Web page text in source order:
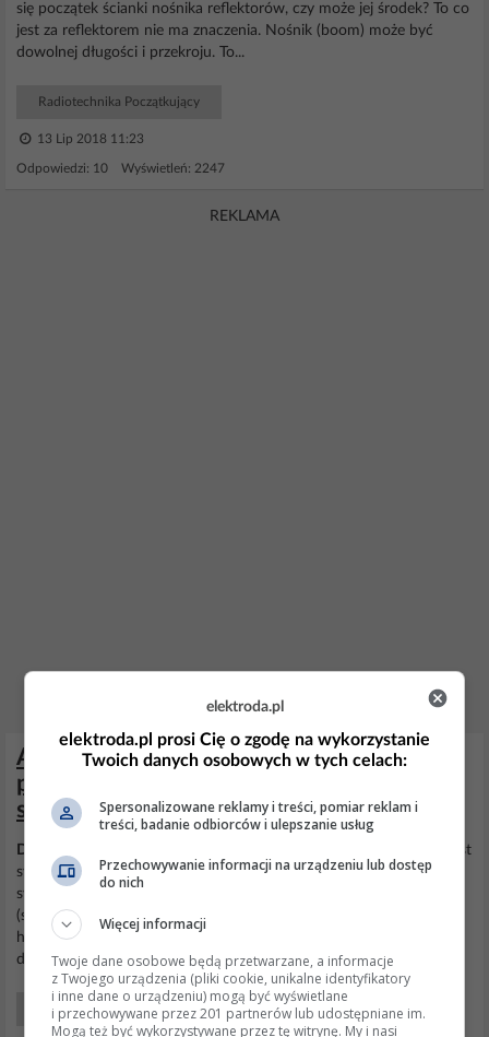
się początek ścianki nośnika reflektorów, czy może jej środek? To co
jest za reflektorem nie ma znaczenia. Nośnik (boom) może być
dowolnej długości i przekroju. To...
Radiotechnika Początkujący
13 Lip 2018 11:23
Odpowiedzi: 10 Wyświetleń: 2247
REKLAMA
Antena telewizyjna: wymiana wtyczki,
połączenie z kablem i montaż
symetryzatora
Dipol
dla MUX 8 jest dołączony partacko. Do anteny potrzebny jest
symetryzator I-III i puszka dladipolaoraz zwrotnica z
symetryzatorem 2 w 1 do puszki anteny szerokopasmowej
(siatkowej). Jeżeli zastosujesz taką zwrotnicę:
https://www.dipol.com.pl/dimages/pl/pict... , wtedy ta zwrotnica z
dodatkową puszką podłączona dodipola, a symetryzator...
Początkujący Elektronicy
elektroda.pl
elektroda.pl prosi Cię o zgodę na wykorzystanie
Twoich danych osobowych w tych celach:
Spersonalizowane reklamy i treści, pomiar reklam i
treści, badanie odbiorców i ulepszanie usług
Przechowywanie informacji na urządzeniu lub dostęp
do nich
Więcej informacji
Twoje dane osobowe będą przetwarzane, a informacje
z Twojego urządzenia (pliki cookie, unikalne identyfikatory
i inne dane o urządzeniu) mogą być wyświetlane
i przechowywane przez 201 partnerów lub udostępniane im.
Mogą też być wykorzystywane przez tę witrynę. My i nasi